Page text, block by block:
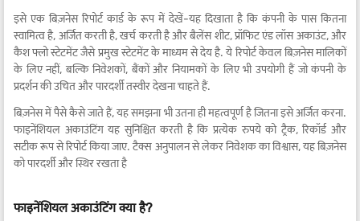
इसे एक बिज़नेस रिपोर्ट कार्ड के रूप में देखें-यह दिखाता है कि कंपनी के पास कितना
स्वामित्व है, अर्जित करती है, खर्च करती है और बैलेंस शीट, प्रॉफिट एंड लॉस अकाउंट, और
कैश फ्लो स्टेटमेंट जैसे प्रमुख स्टेटमेंट के माध्यम से देय है. ये रिपोर्ट केवल बिज़नेस मालिकों
के लिए नहीं, बल्कि निवेशकों, बैंकों और नियामकों के लिए भी उपयोगी हैं जो कंपनी के
प्रदर्शन की उचित और पारदर्शी तस्वीर देखना चाहते हैं.
बिज़नेस में पैसे कैसे जाते हैं, यह समझना भी उतना ही महत्वपूर्ण है जितना इसे अर्जित करना.
फाइनेंशियल अकाउंटिंग यह सुनिश्चित करती है कि प्रत्येक रुपये को ट्रैक, रिकॉर्ड और
सटीक रूप से रिपोर्ट किया जाए. टैक्स अनुपालन से लेकर निवेशक का विश्वास, यह बिज़नेस
को पारदर्शी और स्थिर रखता है
फाइनेंशियल अकाउंटिंग क्या है?